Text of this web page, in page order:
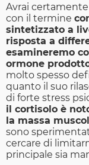
Avrai
con il termine
sintetizzato a
risposta a
esamineremo
ormone
molto spesso
quanto il suo
di forte stress
il cortisolo è
la massa
sono
cercare di
principale sia